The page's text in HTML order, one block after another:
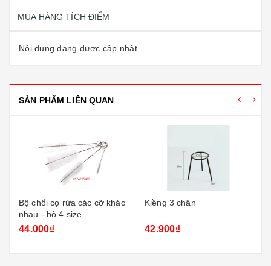
MUA HÀNG TÍCH ĐIỂM
Nội dung đang được cập nhật...
SẢN PHẨM LIÊN QUAN
Bộ chổi cọ rửa các cỡ khác
nhau - bộ 4 size
44.000₫
Kiềng 3 chân
42.900₫